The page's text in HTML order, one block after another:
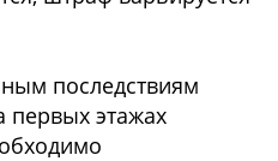
последствиям
этажах